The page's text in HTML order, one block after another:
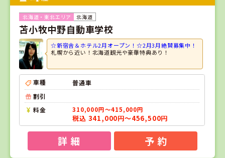
北海道
苫小牧中野自動車学校
☆新宿舎＆ホテル2月オープン！☆2月3月絶賛募集中！
札幌から近い！北海道観光や豪華特典あり！
車種
普通車
割引
料金
310,000円～415,000円
税込 341,000円～456,500円
詳 細 予 約